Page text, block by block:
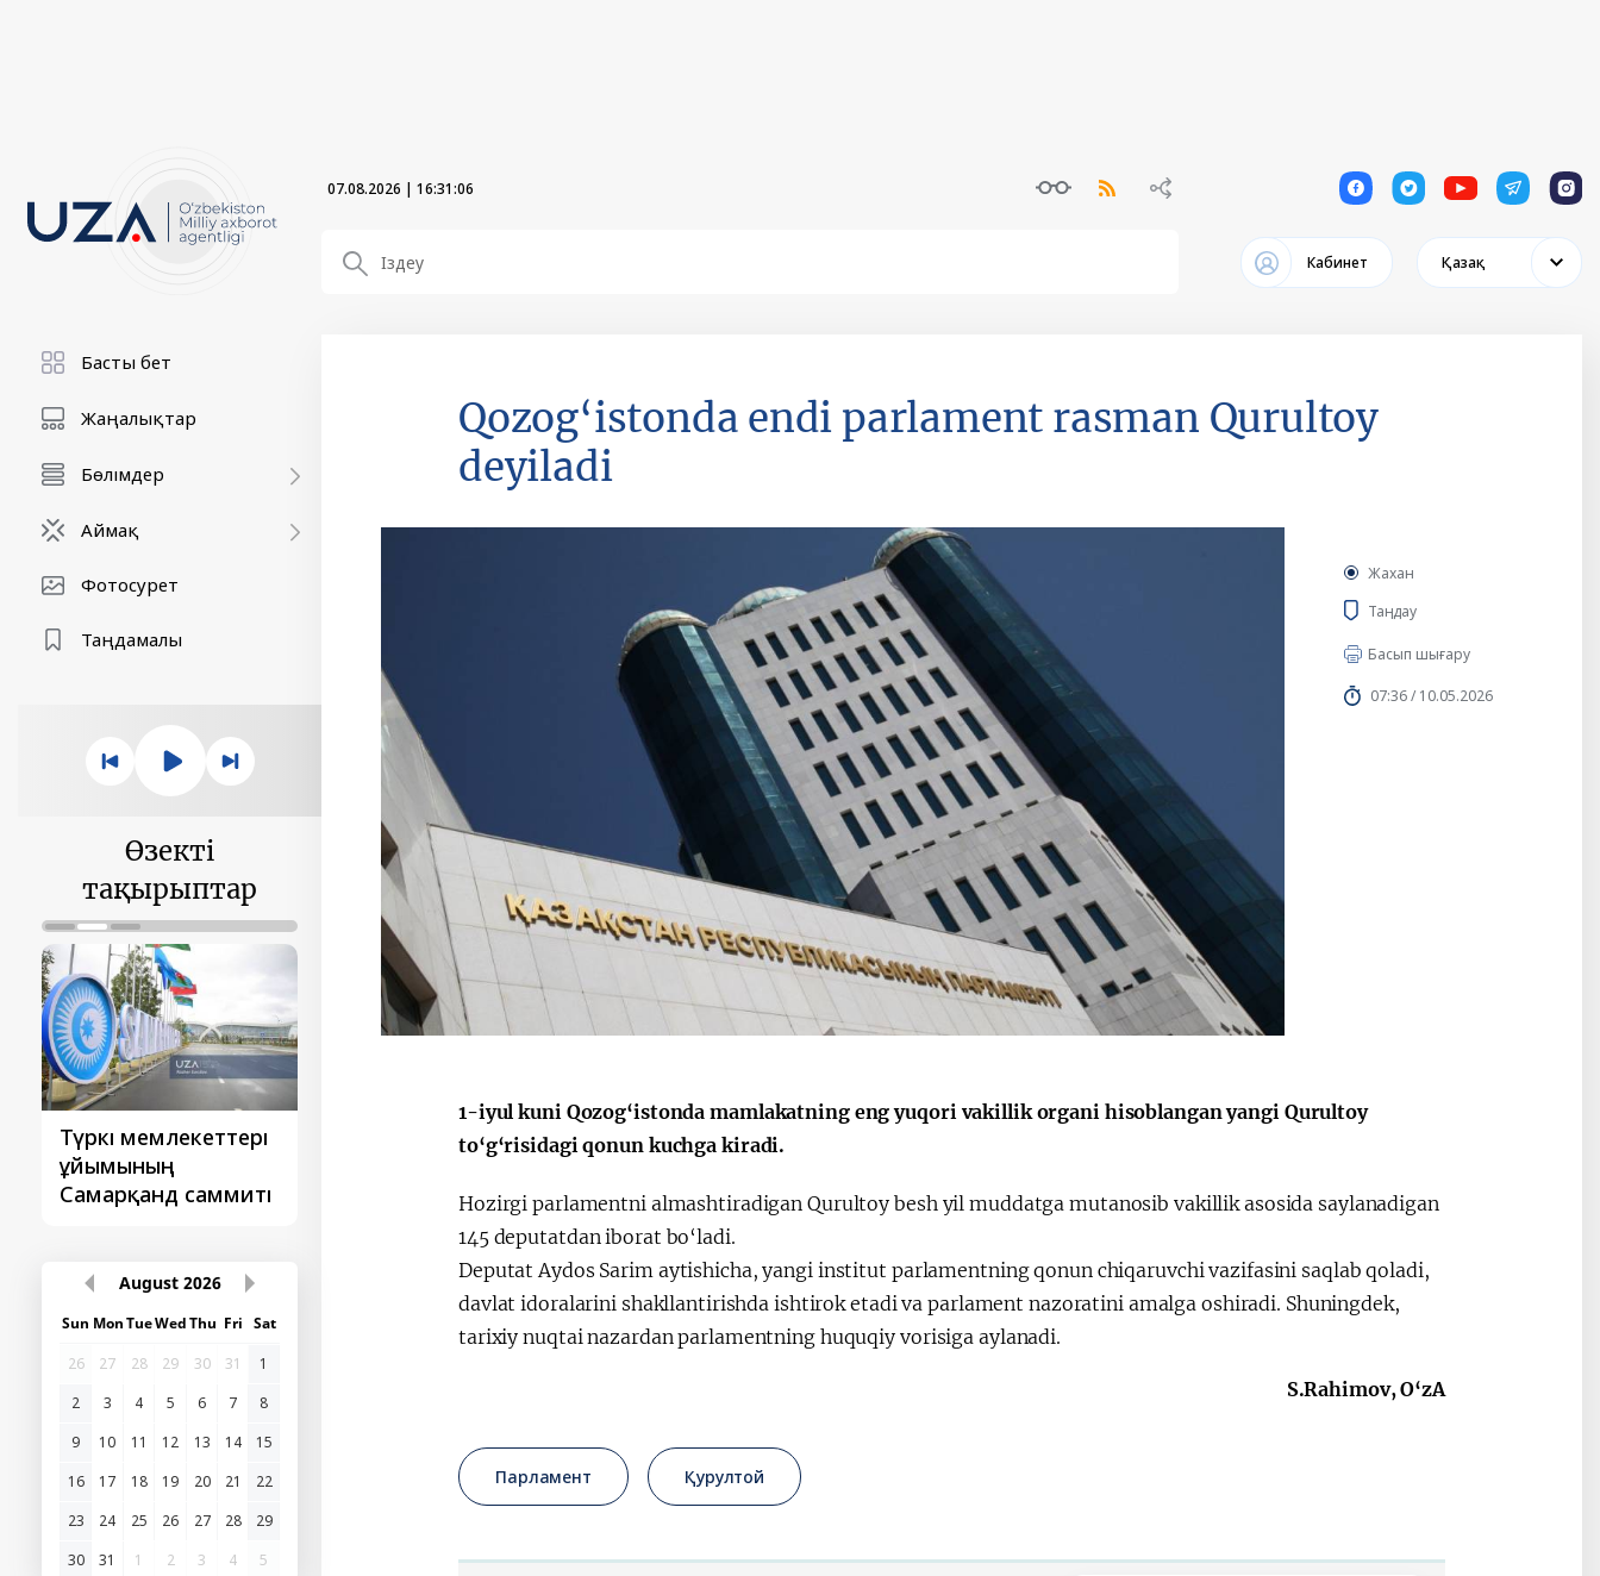
07.08.2026 | 16:31:07 1 1 1 1 1
Кабинет Қазақ
Басты бет
Жаңалықтар
Бөлімдер
Аймақ
Фотосурет
Таңдамалы
Өзекті
тақырыптар
Түркі мемлекеттері
ұйымының
Самарқанд саммиті
‘Орталық Азия -
Қытай’ бірінші
August 2026
Sun MonTueWedThu Fri Sat
26
27 28 29 30 31
1
2
3 4 5 6 7
8
9
10 11 12 13 14
15
16
17 18 19 20 21
22
23
24 25 26 27 28
29
30
31 1 2 3 4 5
Qozog‘istonda endi parlament rasman Qurultoy
deyiladi
Жахан
Таңдау
Басып шығару
07:36 / 10.05.2026
1-iyul kuni Qozog‘istonda mamlakatning eng yuqori vakillik organi hisoblangan yangi Qurultoy
to‘g‘risidagi qonun kuchga kiradi.
Hozirgi parlamentni almashtiradigan Qurultoy besh yil muddatga mutanosib vakillik asosida saylanadigan
145 deputatdan iborat bo‘ladi.
Deputat Aydos Sarim aytishicha, yangi institut parlamentning qonun chiqaruvchi vazifasini saqlab qoladi,
davlat idoralarini shakllantirishda ishtirok etadi va parlament nazoratini amalga oshiradi. Shuningdek,
tarixiy nuqtai nazardan parlamentning huquqiy vorisiga aylanadi.
S.Rahimov, O‘zA
Парламент Қурултой